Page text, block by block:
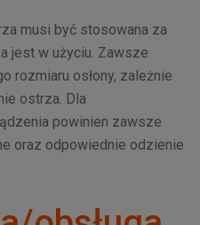
musi być stosowana za
jest w użyciu. Zawsze
rozmiaru osłony, zależnie
ostrza. Dla
powinien zawsze
oraz odpowiednie odzienie